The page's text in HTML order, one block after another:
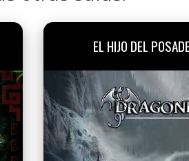
EL HIJO DEL